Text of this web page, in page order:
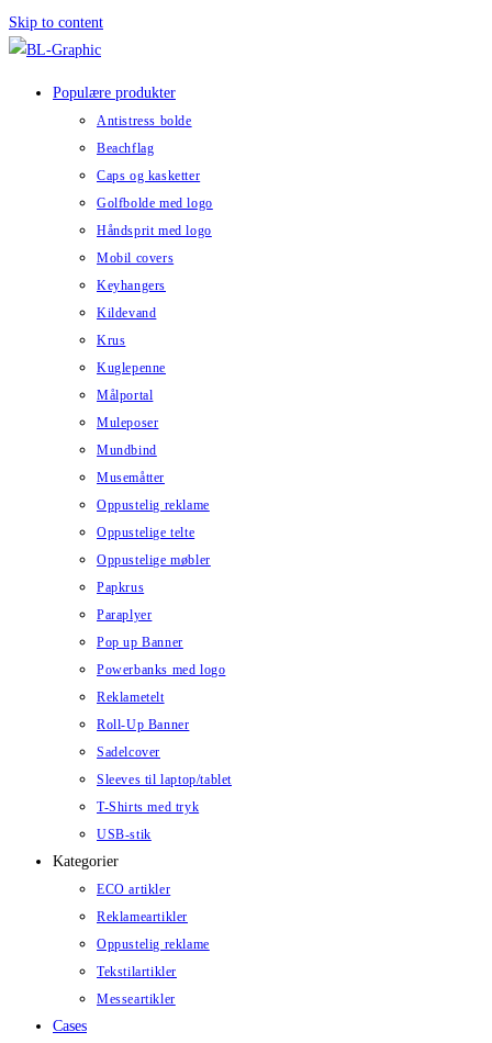
Skip to content
Populære produkter
Antistress bolde
Beachflag
Caps og kasketter
Golfbolde med logo
Håndsprit med logo
Mobil covers
Keyhangers
Kildevand
Krus
Kuglepenne
Målportal
Muleposer
Mundbind
Musemåtter
Oppustelig reklame
Oppustelige telte
Oppustelige møbler
Papkrus
Paraplyer
Pop up Banner
Powerbanks med logo
Reklametelt
Roll-Up Banner
Sadelcover
Sleeves til laptop/tablet
T-Shirts med tryk
USB-stik
Kategorier
ECO artikler
Reklameartikler
Oppustelig reklame
Tekstilartikler
Messeartikler
Cases